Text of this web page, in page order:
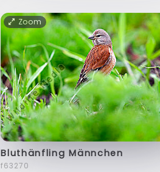
Zoom
Bluthänfling Männchen
f63270